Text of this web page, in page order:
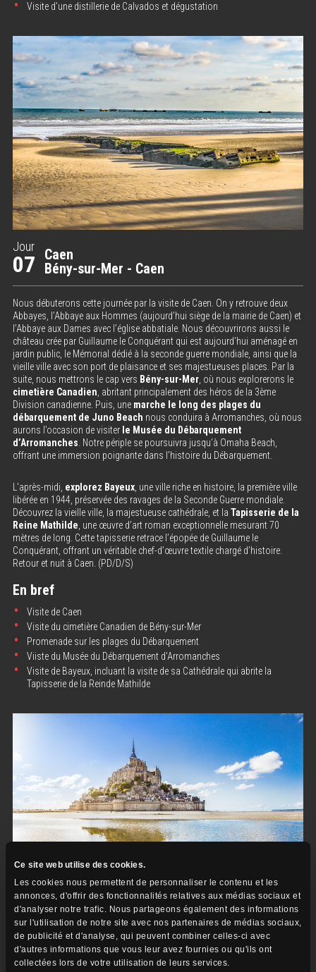
Ce site web utilise des cookies.
Les cookies nous permettent de personnaliser le contenu et les
annonces, d'offrir des fonctionnalités relatives aux médias sociaux et
d'analyser notre trafic. Nous partageons également des informations
sur l'utilisation de notre site avec nos partenaires de médias sociaux,
de publicité et d'analyse, qui peuvent combiner celles-ci avec
d'autres informations que vous leur avez fournies ou qu'ils ont
collectées lors de votre utilisation de leurs services.
Visite d’une distillerie de Calvados et dégustation
Jour
07
Caen
Bény-sur-Mer - Caen
Nous débuterons cette journée par la visite de Caen. On y retrouve deux
Abbayes, l’Abbaye aux Hommes (aujourd’hui siège de la mairie de Caen) et
l’Abbaye aux Dames avec l’église abbatiale. Nous découvrirons aussi le
château crée par Guillaume le Conquérant qui est aujourd’hui aménagé en
jardin public, le Mémorial dédié à la seconde guerre mondiale, ainsi que la
vieille ville avec son port de plaisance et ses majestueuses places. Par la
suite, nous mettrons le cap vers Bény-sur-Mer , où nous explorerons le
cimetière Canadien , abritant principalement des héros de la 3ème
Division canadienne. Puis, une marche le long des plages du
débarquement de Juno Beach nous conduira à Arromanches, où nous
aurons l’occasion de visiter le Musée du Débarquement
d’Arromanches . Notre périple se poursuivra jusqu’à Omaha Beach,
offrant une immersion poignante dans l’histoire du Débarquement.
L’après-midi, explorez Bayeux , une ville riche en histoire, la première ville
libérée en 1944, préservée des ravages de la Seconde Guerre mondiale.
Découvrez la vieille ville, la majestueuse cathédrale, et la Tapisserie de la
Reine Mathilde , une œuvre d’art roman exceptionnelle mesurant 70
mètres de long. Cette tapisserie retrace l’épopée de Guillaume le
Conquérant, offrant un véritable chef-d’œuvre textile chargé d’histoire.
Retour et nuit à Caen. (PD/D/S)
En bref
Visite de Caen
Visite du cimetière Canadien de Bény-sur-Mer
Promenade sur les plages du Débarquement
Viiste du Musée du Débarquement d’Arromanches
Visite de Bayeux, incluant la visite de sa Cathédrale qui abrite la
Tapisserie de la Reinde Mathilde
Jour
08 Avranches
Mont-Saint-Michel